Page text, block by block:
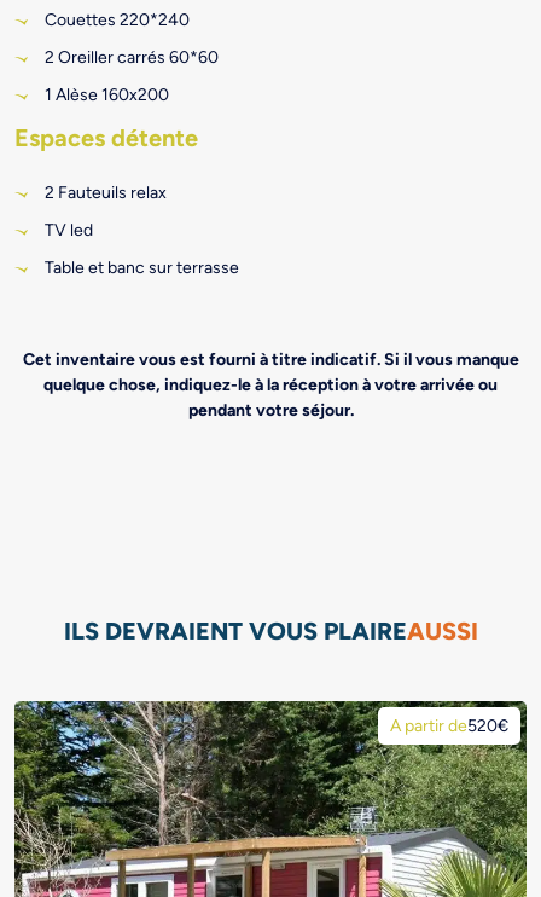
Couettes 220*240
2 Oreiller carrés 60*60
1 Alèse 160x200
Espaces détente
2 Fauteuils relax
TV led
Table et banc sur terrasse
Cet inventaire vous est fourni à titre indicatif. Si il vous manque
quelque chose, indiquez-le à la réception à votre arrivée ou
pendant votre séjour.
ILS DEVRAIENT VOUS PLAIREAUSSI
A partir de520€